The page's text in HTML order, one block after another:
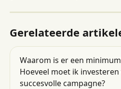
Gerelateerde
Waarom is er een
Hoeveel moet ik
succesvolle campagne?